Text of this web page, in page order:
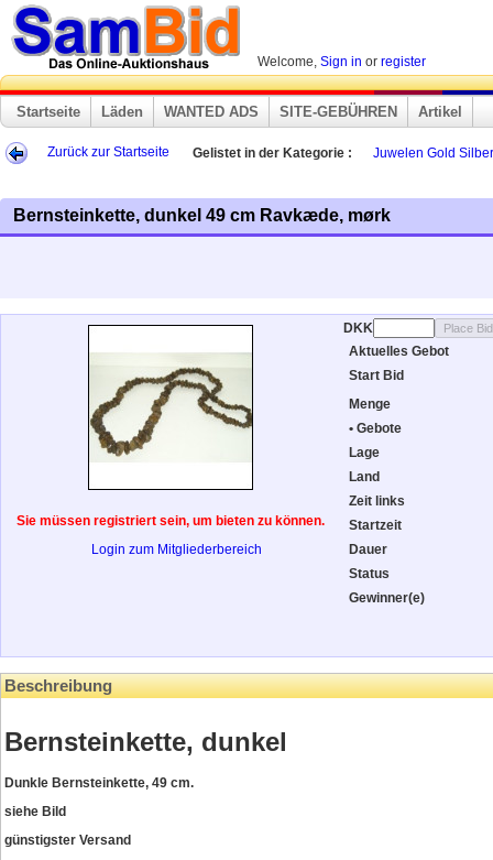
Welcome, Sign in or register
Startseite Läden WANTED ADS SITE-GEBÜHREN Artikel
Zurück zur Startseite Gelistet in der Kategorie : Juwelen Gold
Bernsteinkette, dunkel 49 cm Ravkæde, mørk
Sie müssen registriert sein, um bieten zu können.
Login zum Mitgliederbereich
DKK
Aktuelles Gebot
Start Bid
Menge
• Gebote
Lage
Land
Zeit links
Startzeit
Dauer
Status
Gewinner(e)
Beschreibung
Bernsteinkette, dunkel
Dunkle Bernsteinkette, 49 cm.
siehe Bild
günstigster Versand